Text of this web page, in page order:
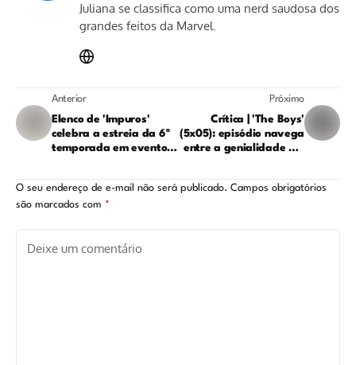
Juliana se classifica como uma nerd saudosa dos
grandes feitos da Marvel.
Anterior
Elenco de 'Impuros'
celebra a estreia da 6ª
temporada em evento
Próximo
Crítica | 'The Boys'
(5x05): episódio navega
entre a genialidade e a
O seu endereço de e-mail não será publicado. Campos obrigatórios
são marcados com *